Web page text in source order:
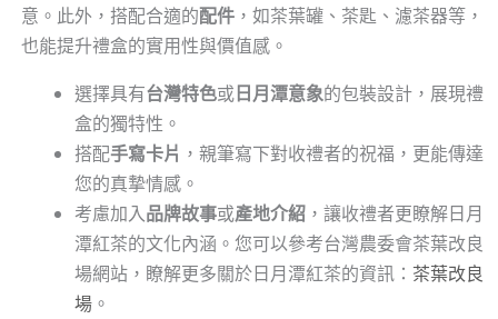
意。此外，搭配合適的配件，如茶葉罐、茶匙、濾茶器等，
也能提升禮盒的實用性與價值感。
選擇具有台灣特色或日月潭意象的包裝設計，展現禮
盒的獨特性。
搭配手寫卡片 ，親筆寫下對收禮者的祝福，更能傳達
您的真摯情感。
考慮加入品牌故事或產地介紹，讓收禮者更瞭解日月
潭紅茶的文化內涵。您可以參考台灣農委會茶葉改良
場網站，瞭解更多關於日月潭紅茶的資訊： 茶葉改良
場。